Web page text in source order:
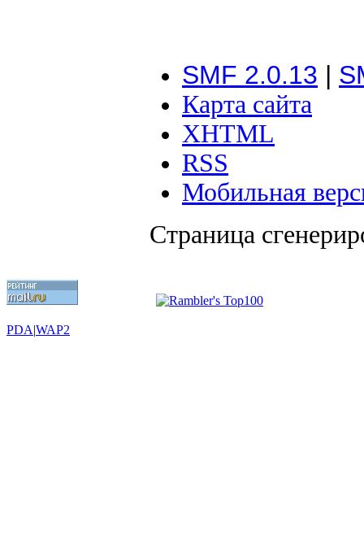
SMF 2.0.13 |
Карта сайта
XHTML
RSS
Мобильная
Страница
PDA|WAP2